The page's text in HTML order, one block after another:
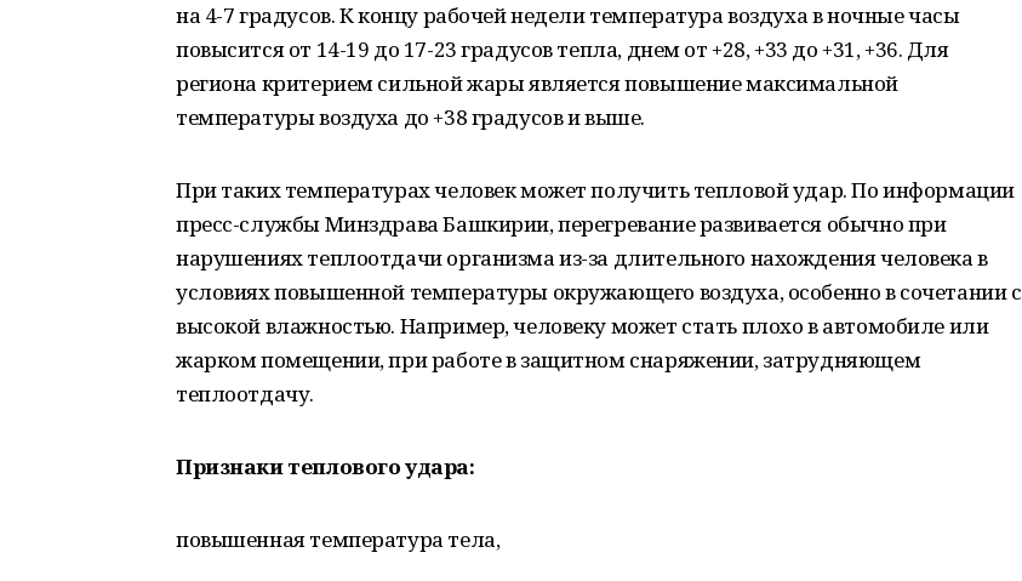
на 4-7 градусов. К концу рабочей недели температура воздуха в ночные часы
повысится от 14-19 до 17-23 градусов тепла, днем от +28, +33 до +31, +36. Для
региона критерием сильной жары является повышение максимальной
температуры воздуха до +38 градусов и выше.
При таких температурах человек может получить тепловой удар. По информации
пресс-службы Минздрава Башкирии, перегревание развивается обычно при
нарушениях теплоотдачи организма из-за длительного нахождения человека в
условиях повышенной температуры окружающего воздуха, особенно в сочетании с
высокой влажностью. Например, человеку может стать плохо в автомобиле или
жарком помещении, при работе в защитном снаряжении, затрудняющем
теплоотдачу.
Признаки теплового удара:
повышенная температура тела,